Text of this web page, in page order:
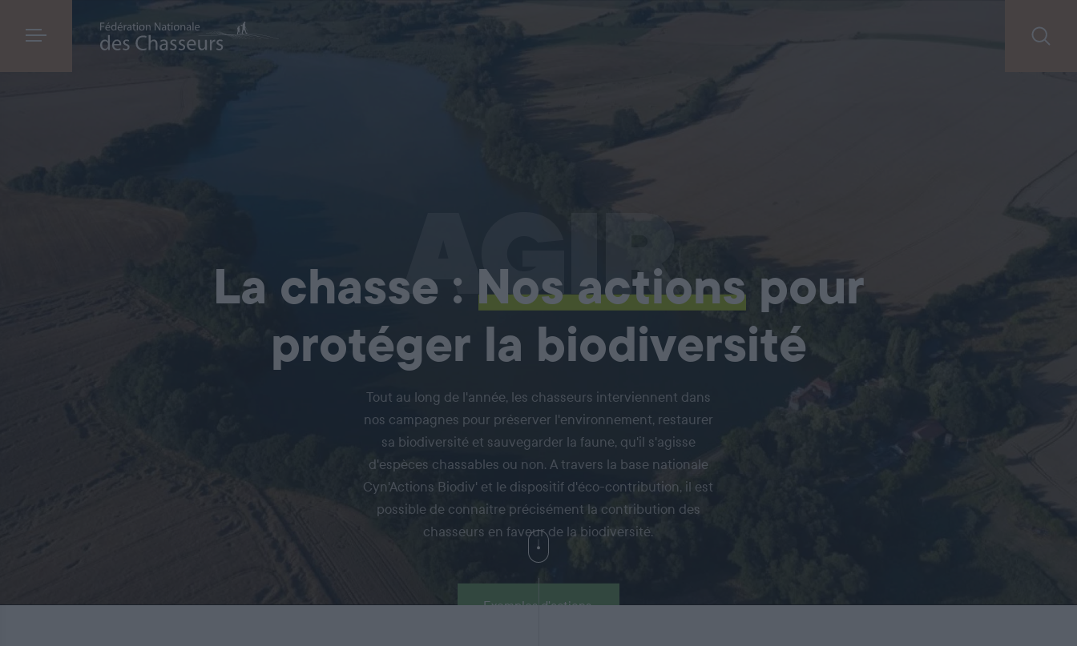
AGIR
La chasse : Nos actionspour
protéger la biodiversité
Tout au long de l'année, les chasseurs interviennent dans
nos campagnes pour préserver l'environnement, restaurer
sa biodiversité et sauvegarder la faune, qu'il s'agisse
d'espèces chassables ou non. A travers la base nationale
Cyn'Actions Biodiv' et le dispositif d'éco-contribution, il est
possible de connaitre précisément la contribution des
chasseurs en faveur de la biodiversité.
Exemples d'actions